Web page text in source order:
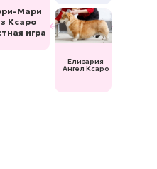
Мари
Ксаро
игра
Елизария
Ангел Ксаро